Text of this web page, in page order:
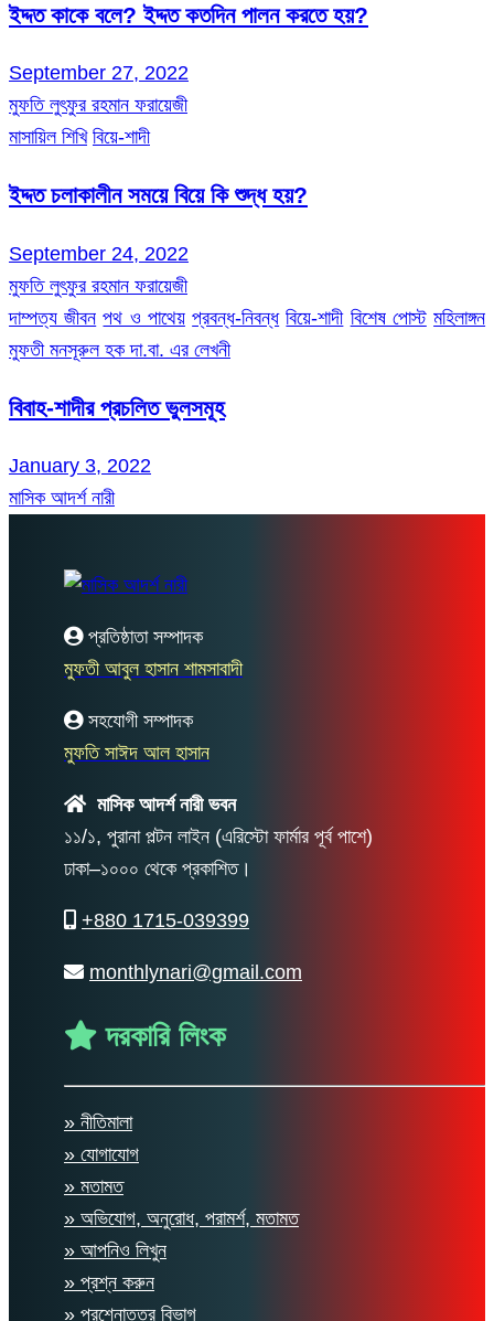
ইদ্দত কাকে বলে? ইদ্দত কতদিন পালন করতে হয়?
September 27, 2022
মুফতি লুৎফুর রহমান ফরায়েজী
মাসায়িল শিখি বিয়ে-শাদী
ইদ্দত চলাকালীন সময়ে বিয়ে কি শুদ্ধ হয়?
September 24, 2022
মুফতি লুৎফুর রহমান ফরায়েজী
দাম্পত্য জীবন পথ ও পাথেয় প্রবন্ধ-নিবন্ধ বিয়ে-শাদী বিশেষ পোস্ট মহিলাঙ্গন
মুফতী মনসূরুল হক দা.বা. এর লেখনী
বিবাহ-শাদীর প্রচলিত ভুলসমূহ
January 3, 2022
মাসিক আদর্শ নারী
প্রতিষ্ঠাতা সম্পাদক
মুফতী আবুল হাসান শামসাবাদী
সহযোগী সম্পাদক
মুফতি সাঈদ আল হাসান
মাসিক আদর্শ নারী ভবন
১১/১, পুরানা পল্টন লাইন (এরিস্টো ফার্মার পূর্ব পাশে)
ঢাকা–১০০০ থেকে প্রকাশিত।
+880 1715-039399
monthlynari@gmail.com
দরকারি লিংক
» নীতিমালা
» যোগাযোগ
» মতামত
» অভিযোগ, অনুরোধ, পরামর্শ, মতামত
» আপনিও লিখুন
» প্রশ্ন করুন
» প্রশ্নোত্তর বিভাগ